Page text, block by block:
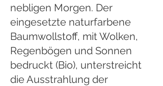
nebligen Morgen. Der
eingesetzte naturfarbene
Baumwollstoff, mit Wolken,
Regenbögen und Sonnen
bedruckt (Bio), unterstreicht
die Ausstrahlung der